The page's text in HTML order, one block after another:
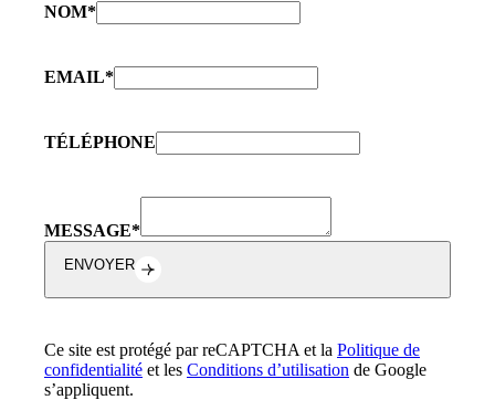
NOM*
EMAIL*
TÉLÉPHONE
MESSAGE*
ENVOYER
Ce site est protégé par reCAPTCHA et la Politique de
confidentialité et les Conditions d’utilisation de Google
s’appliquent.